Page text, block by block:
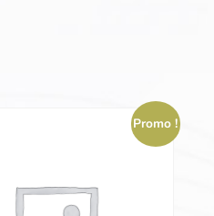
Promo !